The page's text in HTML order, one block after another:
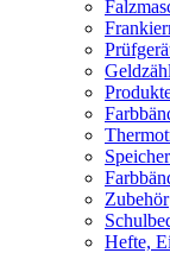
Zubehör
Hefte,